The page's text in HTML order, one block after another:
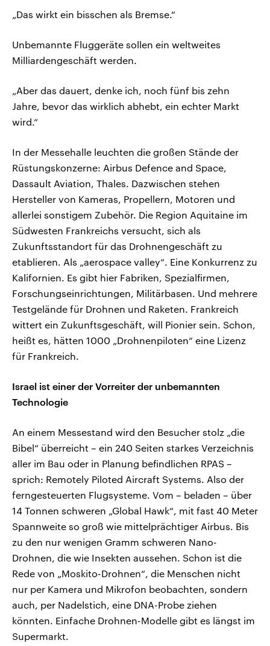
„Das wirkt ein bisschen als Bremse.“
Unbemannte Fluggeräte sollen ein weltweites
Milliardengeschäft werden.
„Aber das dauert, denke ich, noch fünf bis zehn
Jahre, bevor das wirklich abhebt, ein echter Markt
wird.“
In der Messehalle leuchten die großen Stände der
Rüstungskonzerne: Airbus Defence and Space,
Dassault Aviation, Thales. Dazwischen stehen
Hersteller von Kameras, Propellern, Motoren und
allerlei sonstigem Zubehör. Die Region Aquitaine im
Südwesten Frankreichs versucht, sich als
Zukunftsstandort für das Drohnengeschäft zu
etablieren. Als „aerospace valley“. Eine Konkurrenz zu
Kalifornien. Es gibt hier Fabriken, Spezialfirmen,
Forschungseinrichtungen, Militärbasen. Und mehrere
Testgelände für Drohnen und Raketen. Frankreich
wittert ein Zukunftsgeschäft, will Pionier sein. Schon,
heißt es, hätten 1000 „Drohnenpiloten“ eine Lizenz
für Frankreich.
Israel ist einer der Vorreiter der unbemannten
Technologie
An einem Messestand wird den Besucher stolz „die
Bibel“ überreicht – ein 240 Seiten starkes Verzeichnis
aller im Bau oder in Planung befindlichen RPAS –
sprich: Remotely Piloted Aircraft Systems. Also der
ferngesteuerten Flugsysteme. Vom – beladen – über
14 Tonnen schweren „Global Hawk“, mit fast 40 Meter
Spannweite so groß wie mittelprächtiger Airbus. Bis
zu den nur wenigen Gramm schweren Nano-
Drohnen, die wie Insekten aussehen. Schon ist die
Rede von „Moskito-Drohnen“, die Menschen nicht
nur per Kamera und Mikrofon beobachten, sondern
auch, per Nadelstich, eine DNA-Probe ziehen
könnten. Einfache Drohnen-Modelle gibt es längst im
Supermarkt.